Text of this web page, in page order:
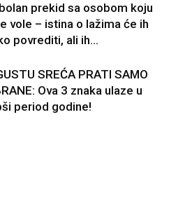
prekid sa osobom koju
vole – istina o lažima će ih
povrediti, ali ih...
SREĆA PRATI SAMO
Ova 3 znaka ulaze u
period godine!